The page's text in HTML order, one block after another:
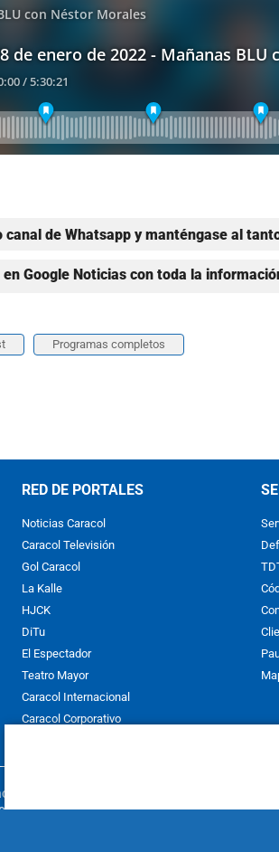
canal de Whatsapp y manténgase al
Google Noticias con toda la
Programas completos
RED DE PORTALES
Noticias Caracol
Caracol Televisión
Gol Caracol
La Kalle
HJCK
DiTu
El Espectador
Teatro Mayor
Caracol Internacional
Caracol Corporativo
de los
Reservados D.R.A. Prohibida su
Reproduction in whole or in part, or